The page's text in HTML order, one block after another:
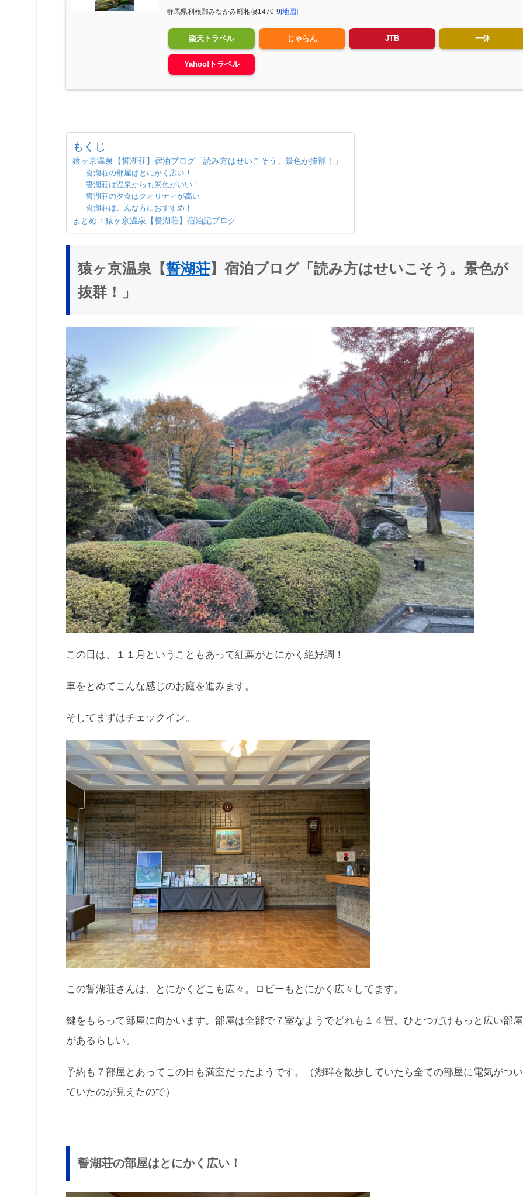
群馬県利根郡みなかみ町相俣1470-9[地図]
楽天トラベル じゃらん JTB 一休
Yahoo!トラベル
もくじ
猿ヶ京温泉【誓湖荘】宿泊ブログ「読み方はせいこそう。景色が抜群！」
誓湖荘の部屋はとにかく広い！
誓湖荘は温泉からも景色がいい！
誓湖荘の夕食はクオリティが高い
誓湖荘はこんな方におすすめ！
まとめ：猿ヶ京温泉【誓湖荘】宿泊記ブログ
猿ヶ京温泉【誓湖荘】宿泊ブログ「読み方はせいこそう。景色が
抜群！」
この日は、１１月ということもあって紅葉がとにかく絶好調！
車をとめてこんな感じのお庭を進みます。
そしてまずはチェックイン。
この誓湖荘さんは、とにかくどこも広々。ロビーもとにかく広々してます。
鍵をもらって部屋に向かいます。部屋は全部で７室なようでどれも１４畳。ひとつだけもっと広い部屋
があるらしい。
予約も７部屋とあってこの日も満室だったようです。（湖畔を散歩していたら全ての部屋に電気がつい
ていたのが見えたので）
誓湖荘の部屋はとにかく広い！